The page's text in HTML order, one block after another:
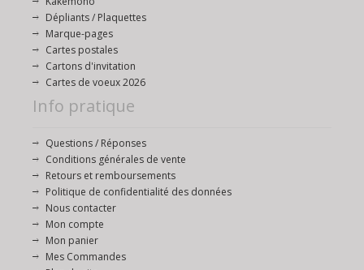
Dépliants / Plaquettes
Marque-pages
Cartes postales
Cartons d'invitation
Cartes de voeux 2026
Info pratique
Questions / Réponses
Conditions générales de vente
Retours et remboursements
Politique de confidentialité des données
Nous contacter
Mon compte
Mon panier
Mes Commandes